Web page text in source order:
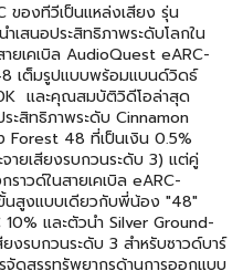
ของทีวีเป็นแหล่งเสียง รุ่น
สนอประสิทธิภาพระดับโลกใน
ายเคเบิล AudioQuest eARC-
เต็มรูปแบบพร้อมแบนด์วิดธ์
และคุณสมบัติวิดีโอล่าสุด
สิทธิภาพระดับ Cinnamon
Forest 48 ที่เป็นเงิน 0.5%
ายเสียงรบกวนระดับ 3) แต่คู่
าวด์ในสายเคเบิล eARC-
นสูงแบบเดียวกับพี่น้อง "48"
และตัวนำ Silver Ground-
งรบกวนระดับ 3 สำหรับซาวด์บาร์
ดสรรทรัพยากรด้านการออกแบบ